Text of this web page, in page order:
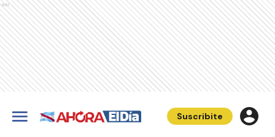
Ads
Suscribite